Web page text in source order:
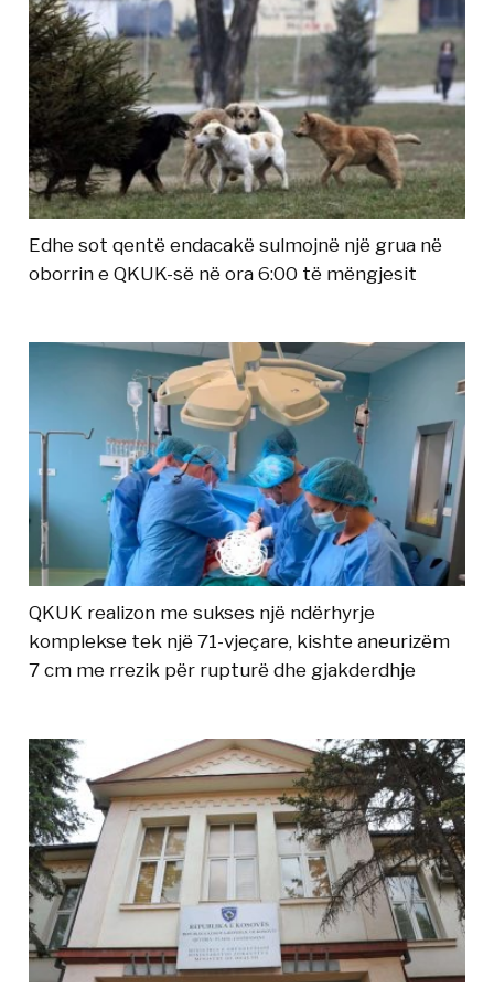
Edhe sot qentë endacakë sulmojnë një grua në
oborrin e QKUK-së në ora 6:00 të mëngjesit
QKUK realizon me sukses një ndërhyrje
komplekse tek një 71-vjeçare, kishte aneurizëm
7 cm me rrezik për rupturë dhe gjakderdhje